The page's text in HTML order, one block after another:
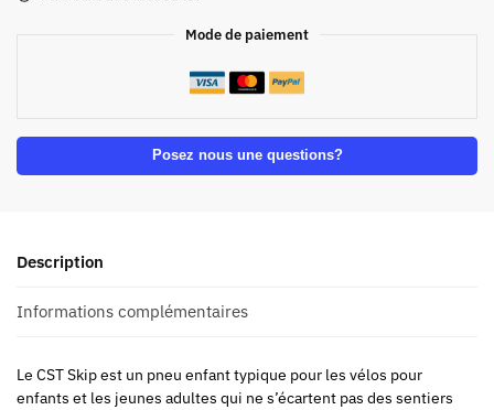
Mode de paiement
Posez nous une questions?
Description
Informations complémentaires
Le CST Skip est un pneu enfant typique pour les vélos pour
enfants et les jeunes adultes qui ne s’écartent pas des sentiers